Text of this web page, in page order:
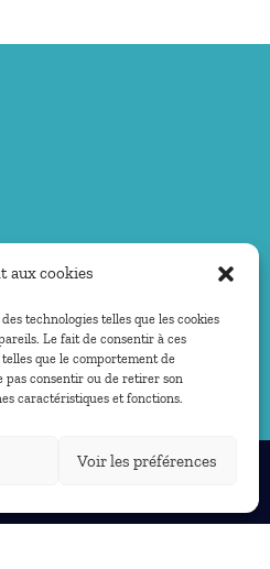
aux cookies
technologies telles que les cookies
Le fait de consentir à ces
que le comportement de
pas consentir ou de retirer son
caractéristiques et fonctions.
Voir les préférences